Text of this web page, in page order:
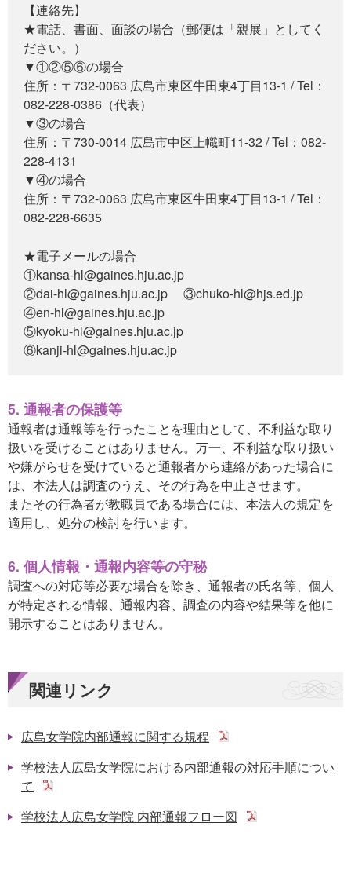
【連絡先】
★電話、書面、面談の場合（郵便は「親展」としてく
ださい。）
▼①②⑤⑥の場合
住所：〒732-0063 広島市東区牛田東4丁目13-1 / Tel：
082-228-0386（代表）
▼③の場合
住所：〒730-0014 広島市中区上幟町11-32 / Tel：082-
228-4131
▼④の場合
住所：〒732-0063 広島市東区牛田東4丁目13-1 / Tel：
082-228-6635
★電子メールの場合
①kansa-hl@gaines.hju.ac.jp
②dai-hl@gaines.hju.ac.jp
③chuko-hl@hjs.ed.jp
④en-hl@gaines.hju.ac.jp
⑤kyoku-hl@gaines.hju.ac.jp
⑥kanji-hl@gaines.hju.ac.jp
5. 通報者の保護等
通報者は通報等を行ったことを理由として、不利益な取り
扱いを受けることはありません。万一、不利益な取り扱い
や嫌がらせを受けていると通報者から連絡があった場合に
は、本法人は調査のうえ、その行為を中止させます。
またその行為者が教職員である場合には、本法人の規定を
適用し、処分の検討を行います。
6. 個人情報・通報内容等の守秘
調査への対応等必要な場合を除き、通報者の氏名等、個人
が特定される情報、通報内容、調査の内容や結果等を他に
開示することはありません。
関連リンク
広島女学院内部通報に関する規程
学校法人広島女学院における内部通報の対応手順につい
て
学校法人広島女学院 内部通報フロー図